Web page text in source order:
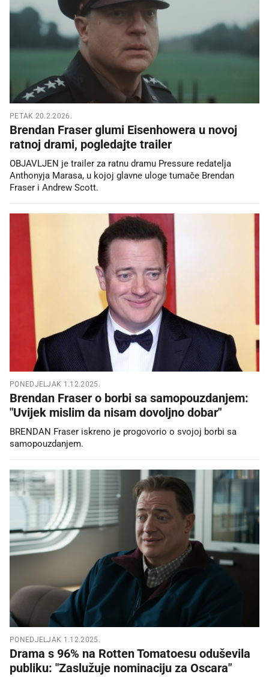
PETAK 20.2.2026.
Brendan Fraser glumi Eisenhowera u novoj
ratnoj drami, pogledajte trailer
OBJAVLJEN je trailer za ratnu dramu Pressure redatelja
Anthonyja Marasa, u kojoj glavne uloge tumače Brendan
Fraser i Andrew Scott.
PONEDJELJAK 1.12.2025.
Brendan Fraser o borbi sa samopouzdanjem:
"Uvijek mislim da nisam dovoljno dobar"
BRENDAN Fraser iskreno je progovorio o svojoj borbi sa
samopouzdanjem.
PONEDJELJAK 1.12.2025.
Drama s 96% na Rotten Tomatoesu oduševila
publiku: "Zaslužuje nominaciju za Oscara"